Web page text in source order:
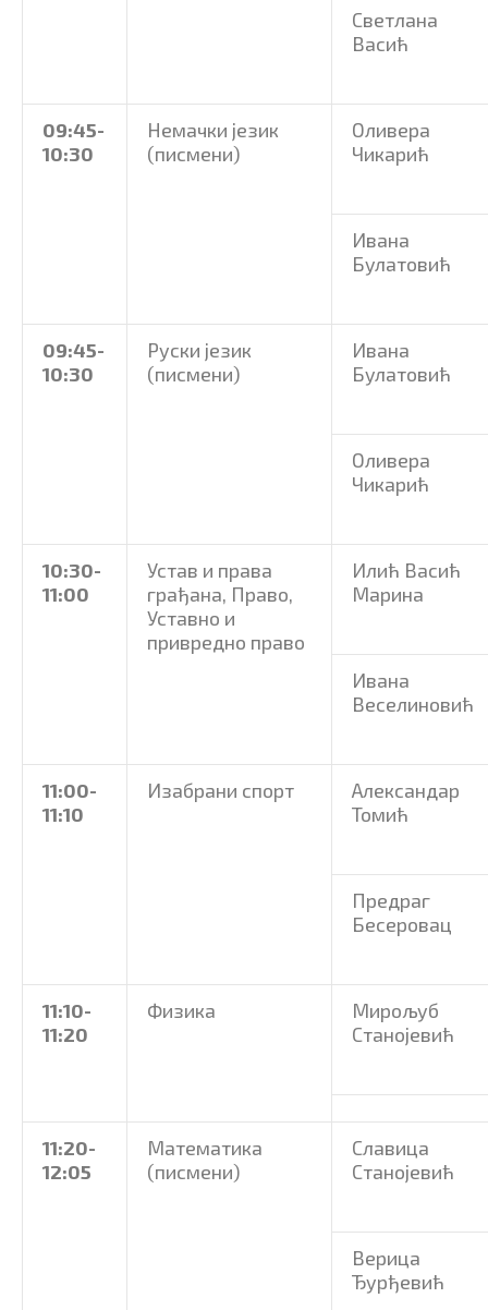
Светлана
Васић
09:45-
10:30
Немачки језик
(писмени)
Оливера
Чикарић
Ивана
Булатовић
09:45-
10:30
Руски језик
(писмени)
Ивана
Булатовић
Оливера
Чикарић
10:30-
11:00
Устав и права
грађана, Право,
Уставно и
привредно право
Илић Васић
Марина
Ивана
Веселиновић
11:00-
11:10
Изабрани спорт
Александар
Томић
Предраг
Бесеровац
11:10-
11:20
Физика
Мирољуб
Станојевић
11:20-
12:05
Математика
(писмени)
Славица
Станојевић
Верица
Ђурђевић